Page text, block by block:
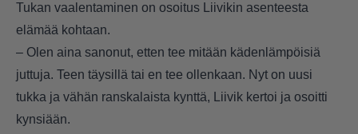
Tukan vaalentaminen on osoitus Liivikin asenteesta
elämää kohtaan.
– Olen aina sanonut, etten tee mitään kädenlämpöisiä
juttuja. Teen täysillä tai en tee ollenkaan. Nyt on uusi
tukka ja vähän ranskalaista kynttä, Liivik kertoi ja osoitti
kynsiään.